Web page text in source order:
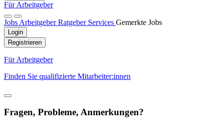
Für Arbeitgeber
Jobs ArbeitgeberRatgeber Services Gemerkte Jobs
Login
Registrieren
Für Arbeitgeber
Finden Sie qualifizierte Mitarbeiter:innen
Fragen, Probleme, Anmerkungen?